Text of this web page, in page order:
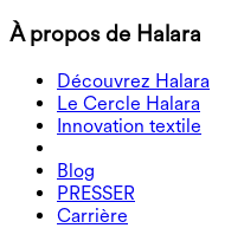
À propos de Halara
Découvrez Halara
Le Cercle Halara
Innovation textile
Blog
PRESSER
Carrière